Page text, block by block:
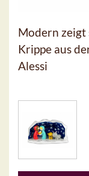
Modern zeigt
Krippe aus
Alessi